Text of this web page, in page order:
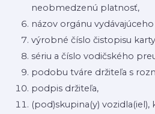
neobmedzenú platnosť,
názov orgánu
výrobné číslo čistopisu
sériu a číslo vodičského
podobu tváre držiteľa s
podpis držiteľa,
(pod)skupina(y) vozidla(iel),